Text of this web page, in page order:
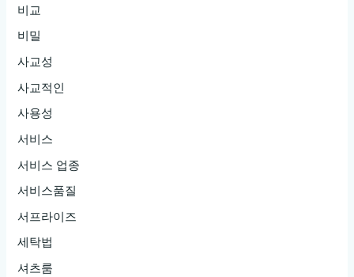
비교
비밀
사교성
사교적인
사용성
서비스
서비스 업종
서비스품질
서프라이즈
세탁법
셔츠룸